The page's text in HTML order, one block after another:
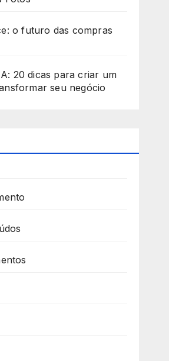
o futuro das compras
20 dicas para criar um
seu negócio